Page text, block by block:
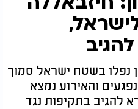
נפלו בשטח ישראל סמוך
והאירוע נמצא
להגיב בתקיפות נגד